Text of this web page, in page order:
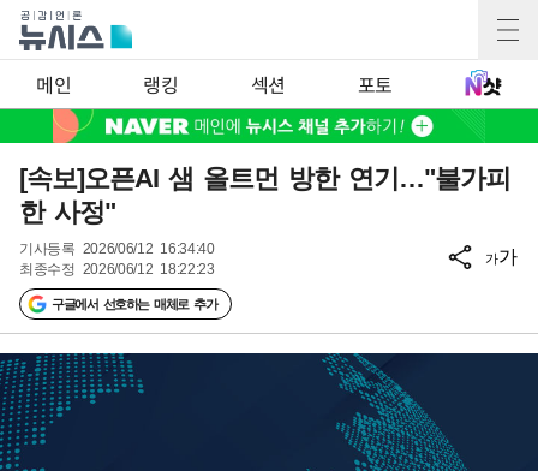
메인 랭킹 섹션 포토
[속보]오픈AI 샘 올트먼 방한 연기…"불가피
한 사정"
기사등록 2026/06/12 16:34:40
최종수정 2026/06/12 18:22:23
구글에서 선호하는 매체로 추가
가가